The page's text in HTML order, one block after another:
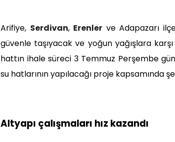
Arifiye, Serdivan, Erenler ve Adapazarı
güvenle taşıyacak ve yoğun yağışlara
hattın ihale süreci 3 Temmuz Perşembe
su hatlarının yapılacağı proje kapsamında
Altyapı çalışmaları hız kazandı